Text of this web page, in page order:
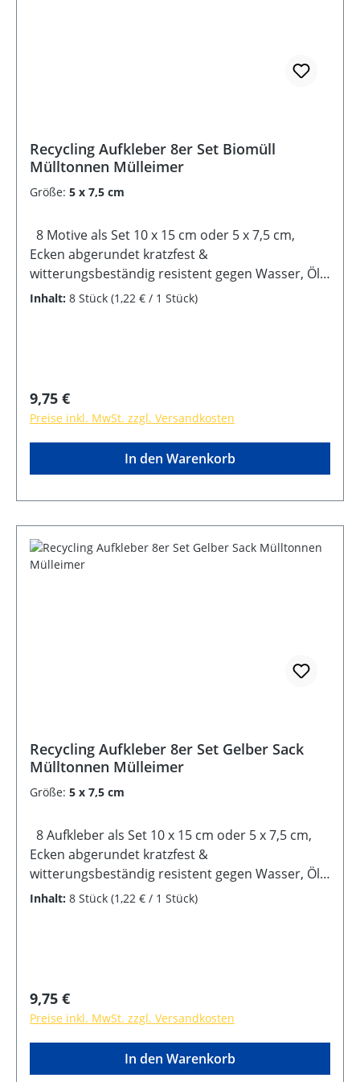
Recycling Aufkleber 8er Set Biomüll
Mülltonnen Mülleimer
Größe: 5 x 7,5 cm
Ecken abgerundet kratzfest &
witterungsbeständig resistent gegen Wasser, Öl,
Reinigungsmittel selbstklebende Rückseite
Inhalt: 8 Stück (1,22 € / 1 Stück)
Regulärer Preis:
9,75 €
Preise inkl. MwSt. zzgl. Versandkosten
In den Warenkorb
Recycling Aufkleber 8er Set Gelber Sack
Mülltonnen Mülleimer
Größe: 5 x 7,5 cm
Ecken abgerundet kratzfest &
witterungsbeständig resistent gegen Wasser, Öl,
Reinigungsmittel selbstklebende Rückseite
Inhalt: 8 Stück (1,22 € / 1 Stück)
Regulärer Preis:
9,75 €
Preise inkl. MwSt. zzgl. Versandkosten
In den Warenkorb